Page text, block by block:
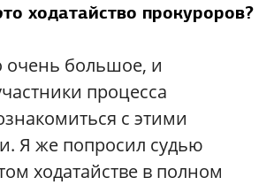
ходатайство прокуроров?
очень большое, и
процесса
с этими
Я же попросил судью
ходатайстве в полном